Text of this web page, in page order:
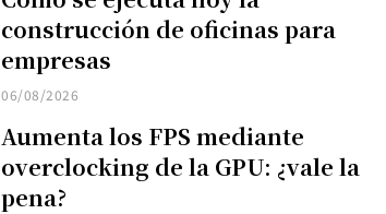
construcción de oficinas para
empresas
06/08/2026
Aumenta los FPS mediante
overclocking de la GPU: ¿vale la
pena?